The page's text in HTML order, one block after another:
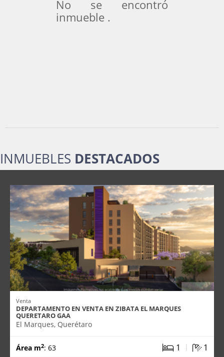
No se encontró
inmueble .
INMUEBLES DESTACADOS
Venta
DEPARTAMENTO EN VENTA EN ZIBATA EL MARQUES
QUERETARO GAA
El Marques, Querétaro
Área m2: 63 1 | 1